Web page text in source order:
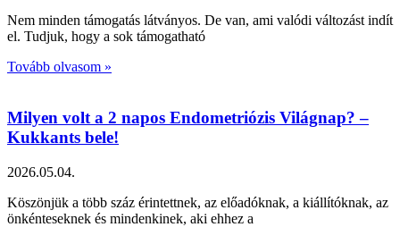
Nem minden támogatás látványos. De van, ami valódi változást indít
el. Tudjuk, hogy a sok támogatható
Tovább olvasom »
Milyen volt a 2 napos Endometriózis Világnap? –
Kukkants bele!
2026.05.04.
Köszönjük a több száz érintettnek, az előadóknak, a kiállítóknak, az
önkénteseknek és mindenkinek, aki ehhez a